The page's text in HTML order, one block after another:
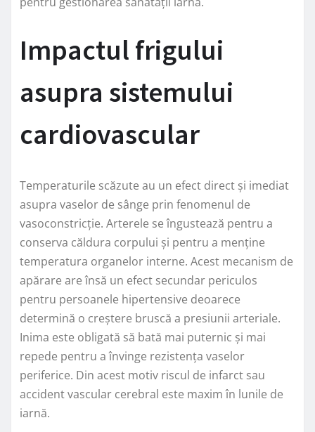
Impactul frigului
asupra sistemului
cardiovascular
Temperaturile scăzute au un efect direct și imediat
asupra vaselor de sânge prin fenomenul de
vasoconstricție. Arterele se îngustează pentru a
conserva căldura corpului și pentru a menține
temperatura organelor interne. Acest mecanism de
apărare are însă un efect secundar periculos
pentru persoanele hipertensive deoarece
determină o creștere bruscă a presiunii arteriale.
Inima este obligată să bată mai puternic și mai
repede pentru a învinge rezistența vaselor
periferice. Din acest motiv riscul de infarct sau
accident vascular cerebral este maxim în lunile de
iarnă.